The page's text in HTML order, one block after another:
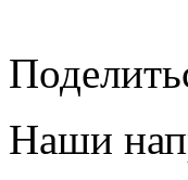
Наши